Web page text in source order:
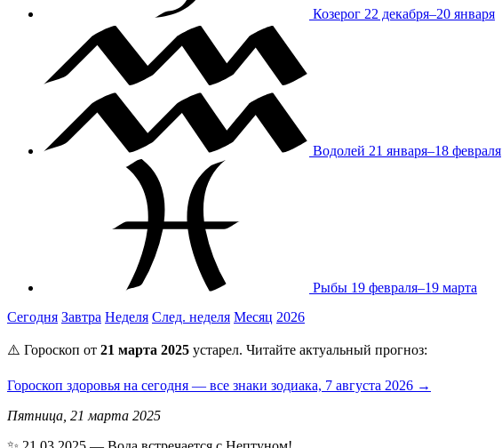
Козерог 22 декабря–20 января
Водолей 21 января–18 февраля
Рыбы 19 февраля–19 марта
Сегодня Завтра Неделя След. неделя Месяц 2026
⚠️ Гороскоп от 21 марта 2025 устарел. Читайте актуальный прогноз:
Гороскоп здоровья на сегодня — все знаки зодиака, 7 августа 2026 →
Пятница, 21 марта 2025